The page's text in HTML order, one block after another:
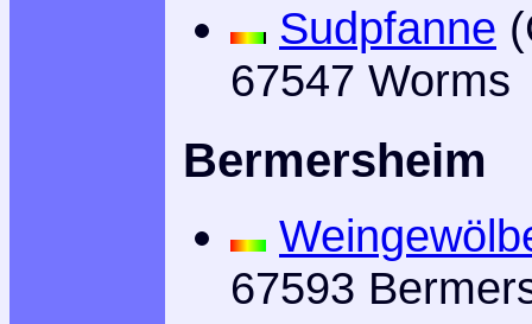
Sudpfanne
67547 Worms
Bermersheim
67593